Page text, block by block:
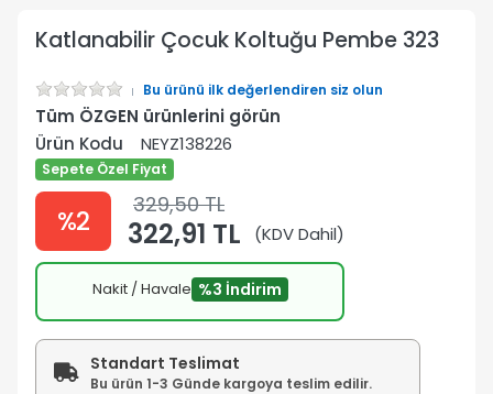
Katlanabilir Çocuk Koltuğu Pembe 323
Bu ürünü ilk değerlendiren siz olun
Tüm ÖZGEN ürünlerini görün
Ürün Kodu
NEYZ138226
Sepete Özel Fiyat
%2 329,50 TL
322,91 TL (KDV Dahil)
Nakit / Havale %3 İndirim
Standart Teslimat
Bu ürün 1-3 Günde kargoya teslim edilir.